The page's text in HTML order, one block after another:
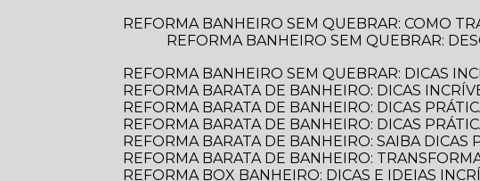
REFORMA BANHEIRO SEM QUEBRAR: COMO
REFORMA BANHEIRO SEM QUEBRAR: DESCUBRA COMO TRANSFORMAR SEU ESPAÇO DE FORMA PRÁTICA E
REFORMA BANHEIRO SEM QUEBRAR: DICAS
REFORMA BARATA DE BANHEIRO: DICAS
REFORMA BARATA DE BANHEIRO: DICAS
REFORMA BARATA DE BANHEIRO: DICAS
REFORMA BARATA DE BANHEIRO: SAIBA
REFORMA BARATA DE BANHEIRO:
REFORMA BOX BANHEIRO: DICAS E IDEIAS